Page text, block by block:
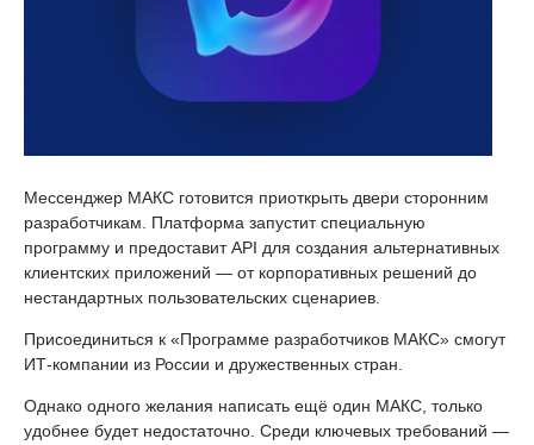
Мессенджер МАКС готовится приоткрыть двери сторонним
разработчикам. Платформа запустит специальную
программу и предоставит API для создания альтернативных
клиентских приложений — от корпоративных решений до
нестандартных пользовательских сценариев.
Присоединиться к «Программе разработчиков МАКС» смогут
ИТ-компании из России и дружественных стран.
Однако одного желания написать ещё один МАКС, только
удобнее будет недостаточно. Среди ключевых требований —